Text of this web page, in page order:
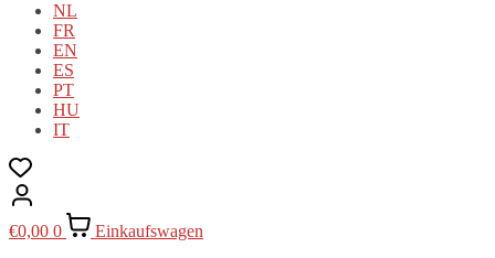
NL
FR
EN
ES
PT
HU
IT
€0,00 0
Einkaufswagen